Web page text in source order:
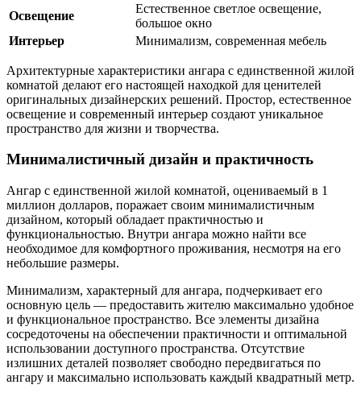
Освещение
Естественное светлое освещение,
большое окно
Интерьер
Минимализм, современная мебель
Архитектурные характеристики ангара с единственной жилой
комнатой делают его настоящей находкой для ценителей
оригинальных дизайнерских решений. Простор, естественное
освещение и современный интерьер создают уникальное
пространство для жизни и творчества.
Минималистичный дизайн и практичность
Ангар с единственной жилой комнатой, оцениваемый в 1
миллион долларов, поражает своим минималистичным
дизайном, который обладает практичностью и
функциональностью. Внутри ангара можно найти все
необходимое для комфортного проживания, несмотря на его
небольшие размеры.
Минимализм, характерный для ангара, подчеркивает его
основную цель — предоставить жителю максимально удобное
и функциональное пространство. Все элементы дизайна
сосредоточены на обеспечении практичности и оптимальной
использовании доступного пространства. Отсутствие
излишних деталей позволяет свободно передвигаться по
ангару и максимально использовать каждый квадратный метр.